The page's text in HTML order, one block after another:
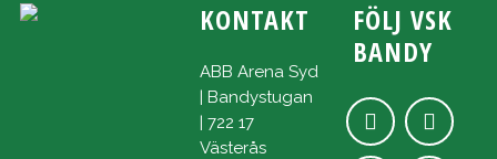
KONTAKT
ABB Arena Syd
| Bandystugan
| 722 17
Västerås
FÖLJ VSK
BANDY